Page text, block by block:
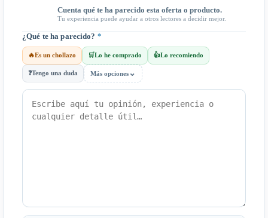
Cuenta qué te ha parecido esta oferta o producto.
Tu experiencia puede ayudar a otros lectores a decidir mejor.
¿Qué te ha parecido? *
🔥Es un chollazo 🛒Lo he comprado 👍Lo recomiendo
❓Tengo una duda Más opciones ⌄